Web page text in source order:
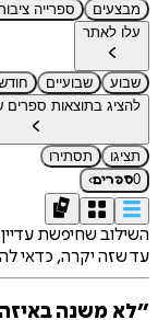
מבצעים
ספרייה
עלו לאתר
שבוע שבועיים
להציג בתוצאות ספרים
תציגו
תסתירו
0ספרים›
השילוב שחיפשת
עד שזה יקרה, כדאי
״לא משנה